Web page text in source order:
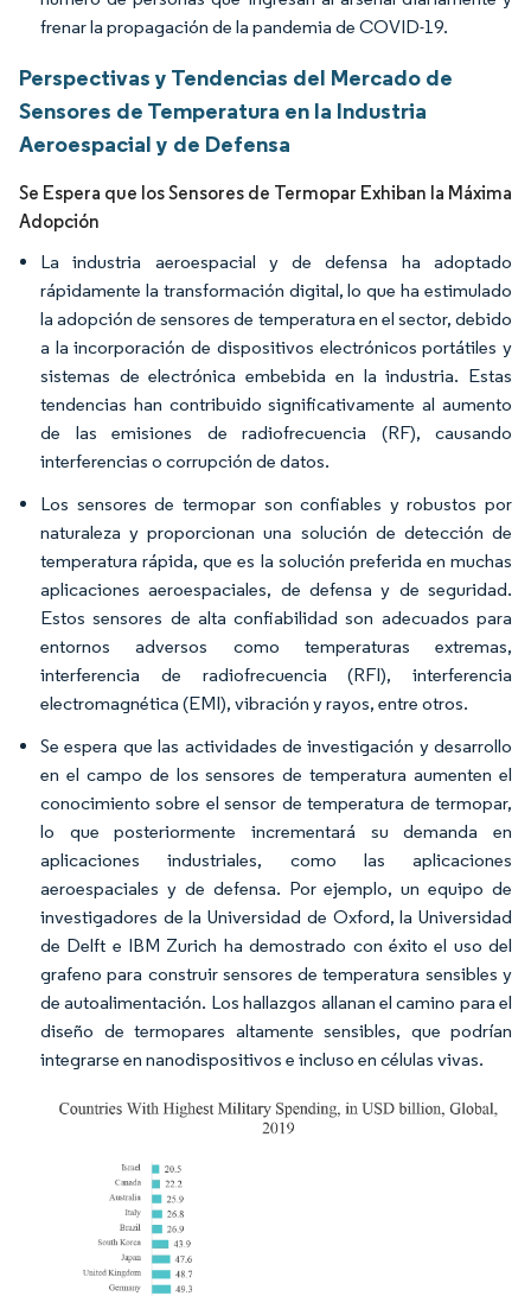
frenar la propagación de la pandemia de COVID-19.
Perspectivas y Tendencias del Mercado de
Sensores de Temperatura en la Industria
Aeroespacial y de Defensa
Se Espera que los Sensores de Termopar Exhiban la Máxima
Adopción
La industria aeroespacial y de defensa ha adoptado
rápidamente la transformación digital, lo que ha estimulado
la adopción de sensores de temperatura en el sector, debido
a la incorporación de dispositivos electrónicos portátiles y
sistemas de electrónica embebida en la industria. Estas
tendencias han contribuido significativamente al aumento
de las emisiones de radiofrecuencia (RF), causando
interferencias o corrupción de datos.
Los sensores de termopar son confiables y robustos por
naturaleza y proporcionan una solución de detección de
temperatura rápida, que es la solución preferida en muchas
aplicaciones aeroespaciales, de defensa y de seguridad.
Estos sensores de alta confiabilidad son adecuados para
entornos adversos como temperaturas extremas,
interferencia de radiofrecuencia (RFI), interferencia
electromagnética (EMI), vibración y rayos, entre otros.
Se espera que las actividades de investigación y desarrollo
en el campo de los sensores de temperatura aumenten el
conocimiento sobre el sensor de temperatura de termopar,
lo que posteriormente incrementará su demanda en
aplicaciones industriales, como las aplicaciones
aeroespaciales y de defensa. Por ejemplo, un equipo de
investigadores de la Universidad de Oxford, la Universidad
de Delft e IBM Zurich ha demostrado con éxito el uso del
grafeno para construir sensores de temperatura sensibles y
de autoalimentación. Los hallazgos allanan el camino para el
diseño de termopares altamente sensibles, que podrían
integrarse en nanodispositivos e incluso en células vivas.